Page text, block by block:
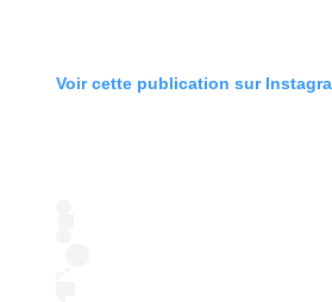
Voir cette publication sur